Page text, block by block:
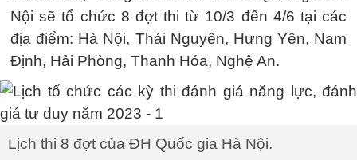
Nội sẽ tổ chức 8 đợt thi từ 10/3 đến 4/6 tại các
địa điểm: Hà Nội, Thái Nguyên, Hưng Yên, Nam
Định, Hải Phòng, Thanh Hóa, Nghệ An.
Lịch thi 8 đợt của ĐH Quốc gia Hà Nội.